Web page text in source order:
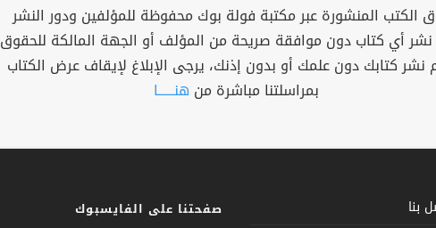
الكتب المنشورة عبر مكتبة فولة بوك محفوظة للمؤلفين ودور النشر
نشر أي كتاب دون موافقة صريحة من المؤلف أو الجهة المالكة للحقوق
نشر كتابك دون علمك أو بدون إذنك، يرجى الإبلاغ لإيقاف عرض الكتاب
بمراسلتنا مباشرة من هنــــــا
بنا صفحتنا على الفايسبوك